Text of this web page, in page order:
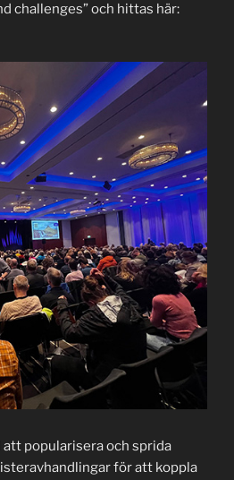
challenges” och hittas här:
popularisera och sprida
för att koppla